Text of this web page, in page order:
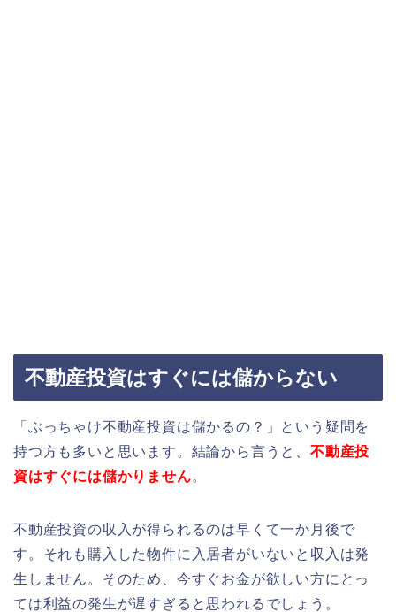
不動産投資はすぐには儲からない
「ぶっちゃけ不動産投資は儲かるの？」という疑問を
持つ方も多いと思います。結論から言うと、 不動産投
資はすぐには儲かりません。
不動産投資の収入が得られるのは早くて一か月後で
す。それも購入した物件に入居者がいないと収入は発
生しません。そのため、今すぐお金が欲しい方にとっ
ては利益の発生が遅すぎると思われるでしょう。